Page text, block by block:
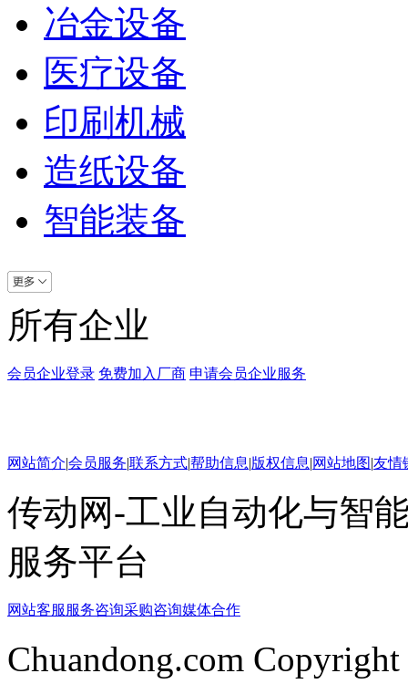
冶金设备
医疗设备
印刷机械
造纸设备
智能装备
所有企业
会员企业登录 免费加入厂商 申请会员企业服务
网站简介|会员服务|联系方式|帮助信息|版权信息|网站地图|友情
传动网-工业自动化与智
服务平台
网站客服 服务咨询采购咨询媒体合作
Chuandong.com